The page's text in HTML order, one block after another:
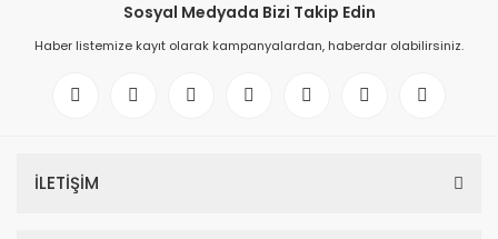
Sosyal Medyada Bizi Takip Edin
Haber listemize kayıt olarak kampanyalardan, haberdar olabilirsiniz.
İLETİŞİM